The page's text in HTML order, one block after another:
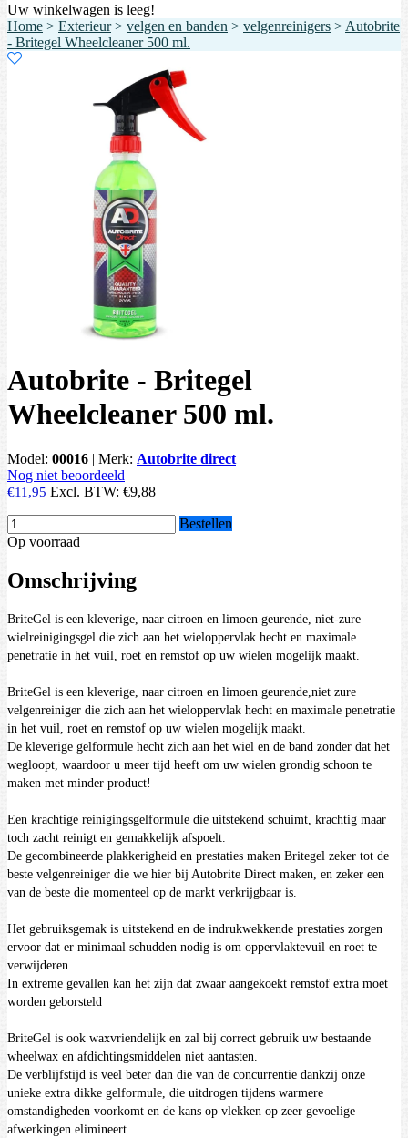
Uw winkelwagen is leeg!
Home > Exterieur> velgen en banden > velgenreinigers > Autobrite
- Britegel Wheelcleaner 500 ml.
Autobrite - Britegel
Wheelcleaner 500 ml.
Model: 00016 | Merk: Autobrite direct
Nog niet beoordeeld
€11,95 Excl. BTW: €9,88
Bestellen
Op voorraad
Omschrijving
BriteGel is een kleverige, naar citroen en limoen geurende, niet-zure
wielreinigingsgel die zich aan het wieloppervlak hecht en maximale
penetratie in het vuil, roet en remstof op uw wielen mogelijk maakt.
BriteGel is een kleverige, naar citroen en limoen geurende,niet zure
velgenreiniger die zich aan het wieloppervlak hecht en maximale penetratie
in het vuil, roet en remstof op uw wielen mogelijk maakt.
De kleverige gelformule hecht zich aan het wiel en de band zonder dat het
wegloopt, waardoor u meer tijd heeft om uw wielen grondig schoon te
maken met minder product!
Een krachtige reinigingsgelformule die uitstekend schuimt, krachtig maar
toch zacht reinigt en gemakkelijk afspoelt.
De gecombineerde plakkerigheid en prestaties maken Britegel zeker tot de
beste velgenreiniger die we hier bij Autobrite Direct maken, en zeker een
van de beste die momenteel op de markt verkrijgbaar is.
Het gebruiksgemak is uitstekend en de indrukwekkende prestaties zorgen
ervoor dat er minimaal schudden nodig is om oppervlaktevuil en roet te
verwijderen.
In extreme gevallen kan het zijn dat zwaar aangekoekt remstof extra moet
worden geborsteld
BriteGel is ook waxvriendelijk en zal bij correct gebruik uw bestaande
wheelwax en afdichtingsmiddelen niet aantasten.
De verblijfstijd is veel beter dan die van de concurrentie dankzij onze
unieke extra dikke gelformule, die uitdrogen tijdens warmere
omstandigheden voorkomt en de kans op vlekken op zeer gevoelige
afwerkingen elimineert.